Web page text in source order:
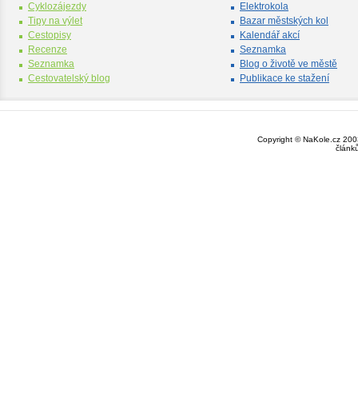
Cyklozájezdy
Tipy na výlet
Cestopisy
Recenze
Seznamka
Cestovatelský blog
Elektrokola
Bazar městských kol
Kalendář akcí
Seznamka
Blog o životě ve městě
Publikace ke stažení
Copyright © NaKole.cz